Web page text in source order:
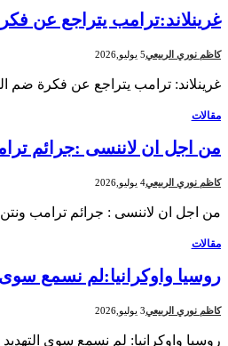
غرينلاند:ترامب يتراجع عن
كاظم نوري الربيعي5 يوليو,2026
غرينلاند: ترامب يتراجع عن فكرة ضم
مقالات
من اجل ان لاننسى :جرائم
كاظم نوري الربيعي4 يوليو,2026
من اجل ان لاننسى : جرائم ترامب
مقالات
روسيا واوكرانيا:لم نسمع
كاظم نوري الربيعي3 يوليو,2026
روسيا واوكرانيا: لم نسمع سوى